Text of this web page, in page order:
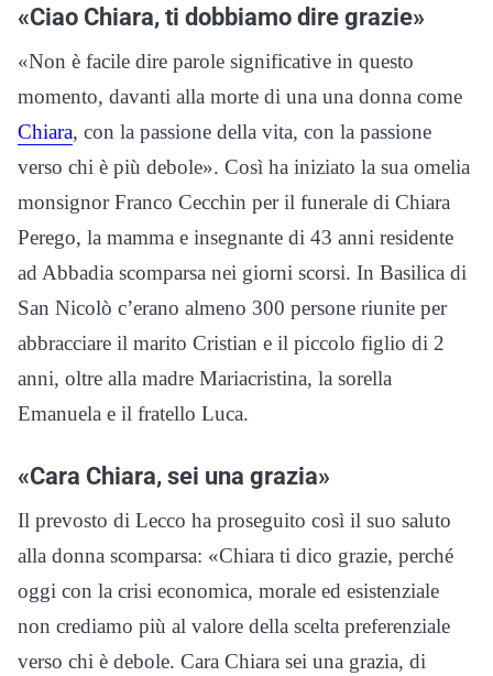
«Ciao Chiara, ti dobbiamo dire grazie»
«Non è facile dire parole significative in questo
momento, davanti alla morte di una una donna come
Chiara, con la passione della vita, con la passione
verso chi è più debole». Così ha iniziato la sua omelia
monsignor Franco Cecchin per il funerale di Chiara
Perego, la mamma e insegnante di 43 anni residente
ad Abbadia scomparsa nei giorni scorsi. In Basilica di
San Nicolò c’erano almeno 300 persone riunite per
abbracciare il marito Cristian e il piccolo figlio di 2
anni, oltre alla madre Mariacristina, la sorella
Emanuela e il fratello Luca.
«Cara Chiara, sei una grazia»
Il prevosto di Lecco ha proseguito così il suo saluto
alla donna scomparsa: «Chiara ti dico grazie, perché
oggi con la crisi economica, morale ed esistenziale
non crediamo più al valore della scelta preferenziale
verso chi è debole. Cara Chiara sei una grazia, di